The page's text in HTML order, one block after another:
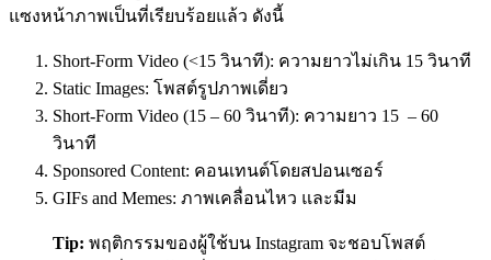
แซงหน้าภาพเป็นที่เรียบร้อยแล้ว ดังนี้
Short-Form Video (<15 วินาที): ความยาวไม่เกิน 15 วินาที
Static Images: โพสต์รูปภาพเดี่ยว
Short-Form Video (15 – 60 วินาที): ความยาว 15 – 60
วินาที
Sponsored Content: คอนเทนต์โดยสปอนเซอร์
GIFs and Memes: ภาพเคลื่อนไหว และมีม
Tip: พฤติกรรมของผู้ใช้บน Instagram จะชอบโพสต์